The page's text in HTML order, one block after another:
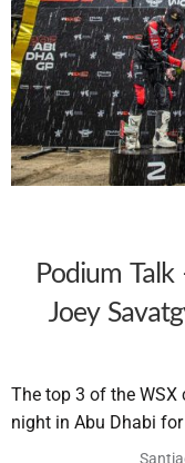
Podium
Joey
The top 3 of the
night in Abu Dhabi